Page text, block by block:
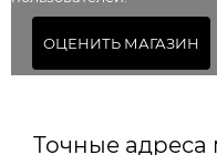
ОЦЕНИТЬ МАГАЗИН
Точные адреса